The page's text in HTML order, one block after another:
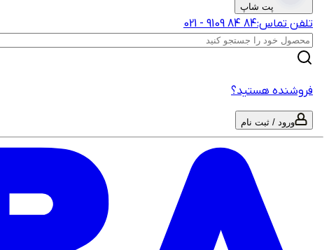
پت شاپ
تلفن تماس: 021 - ‎9109‎ ‎84‎ ‎84‎
فروشنده هستید؟
ورود / ثبت نام